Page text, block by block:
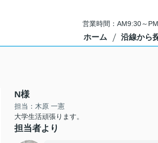
営業時間：AM9:30～
ホーム 沿線から
N様
担当：木原 一憲
大学生活頑張ります。
担当者より